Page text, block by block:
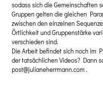
sodass sich die Gemeinschaften
Gruppen gelten die gleichen
zwischen den einzelnen
Örtlichkeit und Gruppenstärke
verschieden sind.
Die Arbeit befindet sich noch im
der tatsächlichen Videos? Dann
post@julianeherrmann.com .